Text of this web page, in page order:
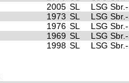
2005 SL
LSG
1973 SL
LSG
1976 SL
LSG
1969 SL
LSG
1998 SL LSG